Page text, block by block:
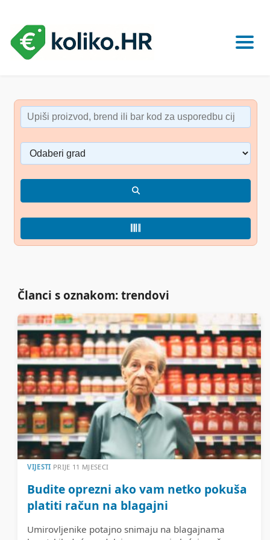
Članci s oznakom: trendovi
VIJESTI PRIJE 11 MJESECI
Budite oprezni ako vam netko pokuša
platiti račun na blagajni
Umirovljenike potajno snimaju na blagajnama